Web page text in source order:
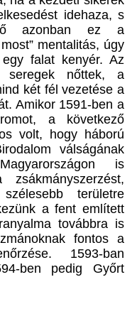
idehaza, s
azonban ez a
mentalitás, úgy
falat kenyér. Az
seregek nőttek, a
két fél vezetése a
Amikor 1591-ben a
a következő
volt, hogy háború
válságának
is
területre
a fent említett
továbbra is
fontos a
1593-ban
ben pedig Győrt